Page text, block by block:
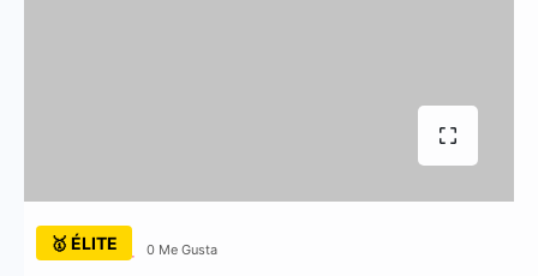
🥇 ÉLITE 0 Me Gusta